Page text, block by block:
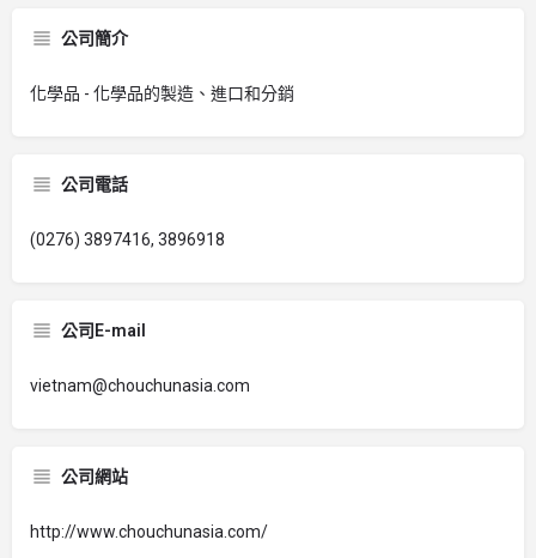
公司簡介
化學品 - 化學品的製造、進口和分銷
公司電話
(0276) 3897416, 3896918
公司E-mail
vietnam@chouchunasia.com
公司網站
http://www.chouchunasia.com/